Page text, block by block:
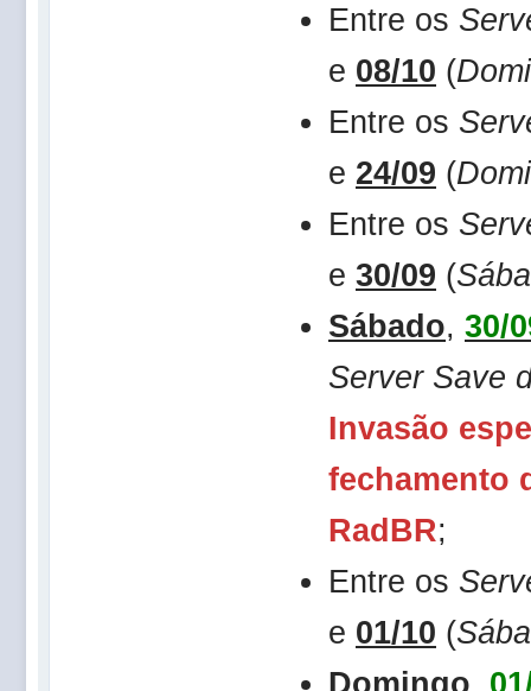
Entre os
e 08/10 (
Entre os
e 24/09 (
Entre os
e 30/09 (
Sábado, 30/
Server Save
Invasão
fechamento
RadBR;
Entre os
e 01/10 (
Domingo